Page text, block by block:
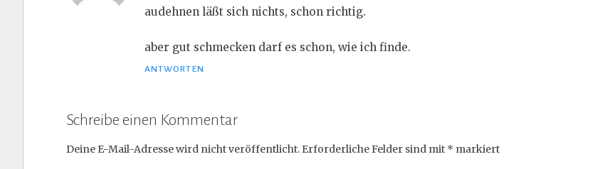
audehnen läßt sich nichts, schon richtig.
aber gut schmecken darf es schon, wie ich finde.
ANTWORTEN
Schreibe einen Kommentar
Deine E-Mail-Adresse wird nicht veröffentlicht. Erforderliche Felder sind mit * markiert